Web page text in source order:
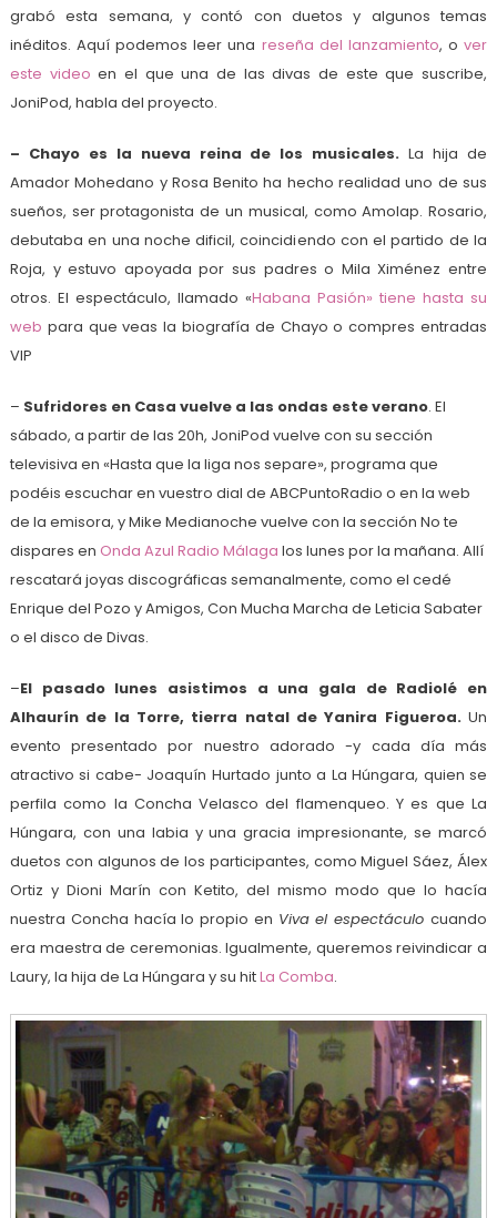
grabó esta semana, y contó con duetos y algunos temas
inéditos. Aquí podemos leer una reseña del lanzamiento, over
este video en el que una de las divas de este que suscribe,
JoniPod, habla del proyecto.
– Chayo es la nueva reina de los musicales.La hija de
Amador Mohedano y Rosa Benito ha hecho realidad uno de sus
sueños, ser protagonista de un musical, como Amolap. Rosario,
debutaba en una noche dificil, coincidiendo con el partido de la
Roja, y estuvo apoyada por sus padres o Mila Ximénez entre
otros. El espectáculo, llamado «Habana Pasión» tiene hasta su
web para que veas la biografía de Chayo o compres entradas
VIP
– Sufridores en Casa vuelve a las ondas este verano. El
sábado, a partir de las 20h, JoniPod vuelve con su sección
televisiva en «Hasta que la liga nos separe», programa que
podéis escuchar en vuestro dial de ABCPuntoRadio o en la web
de la emisora, y Mike Medianoche vuelve con la sección No te
dispares en Onda Azul Radio Málaga los lunes por la mañana. Allí
rescatará joyas discográficas semanalmente, como el cedé
Enrique del Pozo y Amigos, Con Mucha Marcha de Leticia Sabater
o el disco de Divas.
–El pasado lunes asistimos a una gala de Radiolé en
Alhaurín de la Torre, tierra natal de Yanira Figueroa.Un
evento presentado por nuestro adorado -y cada día más
atractivo si cabe- Joaquín Hurtado junto a La Húngara, quien se
perfila como la Concha Velasco del flamenqueo. Y es que La
Húngara, con una labia y una gracia impresionante, se marcó
duetos con algunos de los participantes, como Miguel Sáez, Álex
Ortiz y Dioni Marín con Ketito, del mismo modo que lo hacía
nuestra Concha hacía lo propio en Viva el espectáculocuando
era maestra de ceremonias. Igualmente, queremos reivindicar a
Laury, la hija de La Húngara y su hitLa Comba.